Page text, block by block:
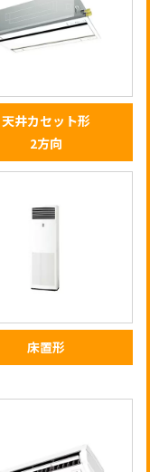
天井カセット形
2方向
床置形